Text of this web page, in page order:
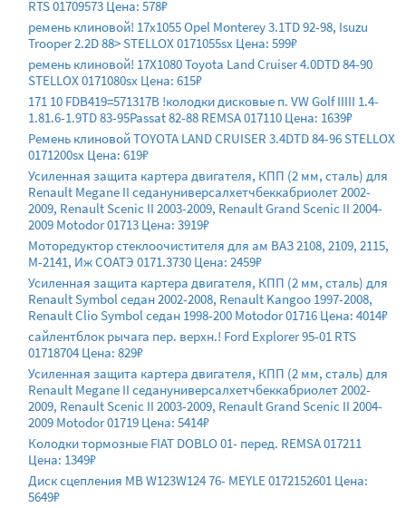
RTS 01709573 Цена: 578₽
ремень клиновой! 17х1055 Opel Monterey 3.1TD 92-98, Isuzu
Trooper 2.2D 88> STELLOX 0171055sx Цена: 599₽
ремень клиновой! 17X1080 Toyota Land Cruiser 4.0DTD 84-90
STELLOX 0171080sx Цена: 615₽
171 10 FDB419=571317B !колодки дисковые п. VW Golf IIIII 1.4-
1.81.6-1.9TD 83-95Passat 82-88 REMSA 017110 Цена: 1639₽
Ремень клиновой TOYOTA LAND CRUISER 3.4DTD 84-96 STELLOX
0171200sx Цена: 619₽
Усиленная защита картера двигателя, КПП (2 мм, сталь) для
Renault Megane II седануниверсалхетчбеккабриолет 2002-
2009, Renault Scenic II 2003-2009, Renault Grand Scenic II 2004-
2009 Motodor 01713 Цена: 3919₽
Моторедуктор стеклоочистителя для ам ВАЗ 2108, 2109, 2115,
М-2141, Иж СОАТЭ 0171.3730 Цена: 2459₽
Усиленная защита картера двигателя, КПП (2 мм, сталь) для
Renault Symbol седан 2002-2008, Renault Kangoo 1997-2008,
Renault Clio Symbol седан 1998-200 Motodor 01716 Цена: 4014₽
сайлентблок рычага пер. верхн.! Ford Explorer 95-01 RTS
01718704 Цена: 829₽
Усиленная защита картера двигателя, КПП (2 мм, сталь) для
Renault Megane II седануниверсалхетчбеккабриолет 2002-
2009, Renault Scenic II 2003-2009, Renault Grand Scenic II 2004-
2009 Motodor 01719 Цена: 5414₽
Колодки тормозные FIAT DOBLO 01- перед. REMSA 017211
Цена: 1349₽
Диск сцепления MB W123W124 76- MEYLE 0172152601 Цена:
5649₽